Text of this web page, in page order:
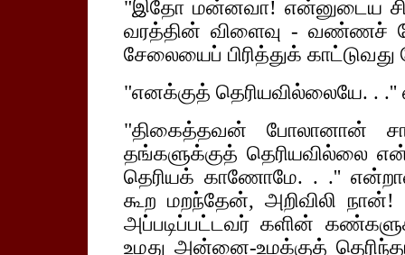
"இதோ மன்னவா! என்னுடைய
வரத்தின் விளைவு - வண்ணச்
சேலையைப் பிரித்துக்
"எனக்குத் தெரியவில்லையே. . .''
"திகைத்தவன் போலானான்
தங்களுக்குத் தெரியவில்லை
தெரியக் காணோமே. . .''
கூற மறந்தேன், அறிவிலி
அப்படிப்பட்டவர் களின்
உமது அன்னை-உமக்குத்